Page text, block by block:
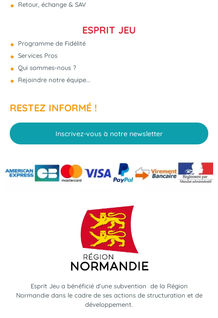
Retour, échange & SAV
ESPRIT JEU
Programme de Fidélité
Services Pros
Qui sommes-nous ?
Rejoindre notre équipe...
RESTEZ INFORMÉ !
Inscrivez-vous à notre newsletter
Esprit Jeu a bénéficié d'une subvention de la Région
Normandie dans le cadre de ses actions de structuration et de
développement.